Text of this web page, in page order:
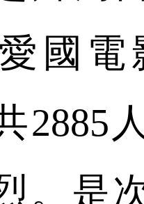
國
2885
。是